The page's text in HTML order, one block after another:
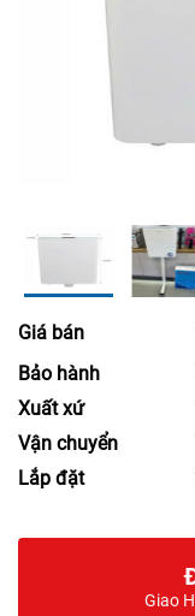
Giá bán
Bảo hành
Xuất xứ
Vận chuyển
Lắp đặt
Giao